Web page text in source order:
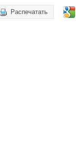
Распечатать